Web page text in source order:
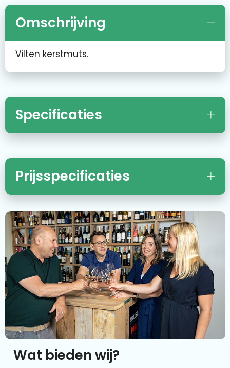
Omschrijving
Vilten kerstmuts.
Specificaties
Prijsspecificaties
Wat bieden wij?